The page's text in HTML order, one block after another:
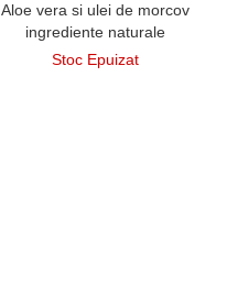
Aloe vera si ulei de morcov
ingrediente naturale
Stoc Epuizat